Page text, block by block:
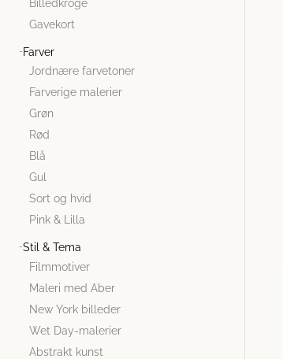
Billedkroge
Gavekort
Farver
Jordnære farvetoner
Farverige malerier
Grøn
Rød
Blå
Gul
Sort og hvid
Pink & Lilla
Stil & Tema
Filmmotiver
Maleri med Aber
New York billeder
Wet Day-malerier
Abstrakt kunst